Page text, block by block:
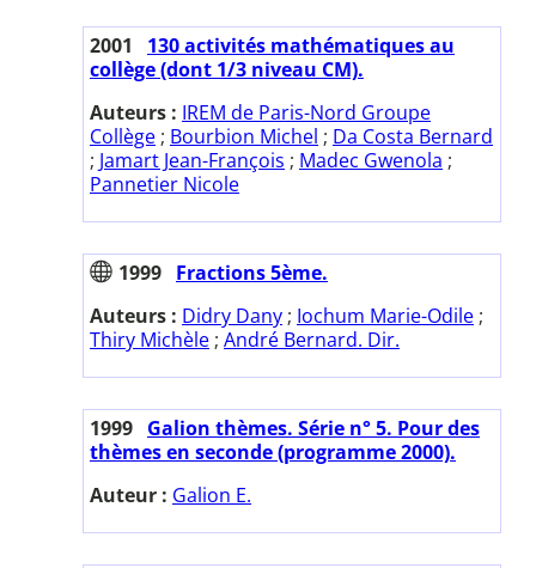
2001
130 activités mathématiques au
collège (dont 1/3 niveau CM).
Auteurs : IREM de Paris-Nord Groupe
Collège ; Bourbion Michel ; Da Costa Bernard
; Jamart Jean-François ; Madec Gwenola ;
Pannetier Nicole
1999 Fractions 5ème.
Auteurs : Didry Dany ; Iochum Marie-Odile ;
Thiry Michèle ; André Bernard. Dir.
1999 Galion thèmes. Série n° 5. Pour des
thèmes en seconde (programme 2000).
Auteur : Galion E.